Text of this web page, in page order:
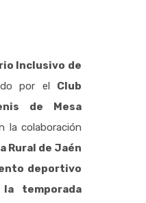
Inclusivo de
por el Club
de Mesa
la colaboración
Rural de Jaén
deportivo
temporada